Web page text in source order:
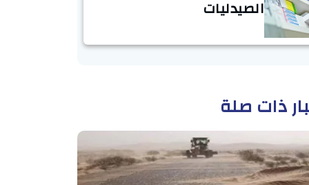
الصيدليات
ذات صلة